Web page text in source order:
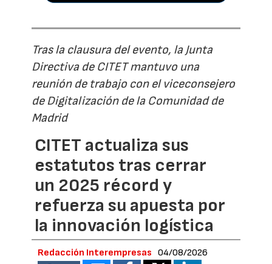
Tras la clausura del evento, la Junta
Directiva de CITET mantuvo una
reunión de trabajo con el viceconsejero
de Digitalización de la Comunidad de
Madrid
CITET actualiza sus
estatutos tras cerrar
un 2025 récord y
refuerza su apuesta por
la innovación logística
Redacción Interempresas 04/08/2026